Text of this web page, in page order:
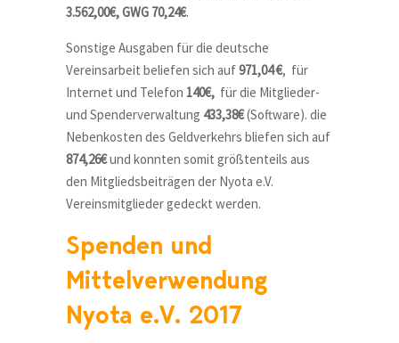
3.562,00€, GWG 70,24€.
Sonstige Ausgaben für die deutsche
Vereinsarbeit beliefen sich auf971,04 €, für
Internet und Telefon 140€, für die Mitglieder-
und Spenderverwaltung 433,38€(Software). die
Nebenkosten des Geldverkehrs bliefen sich auf
874,26€und konnten somit größtenteils aus
den Mitgliedsbeiträgen der Nyota e.V.
Vereinsmitglieder gedeckt werden.
Spenden und
Mittelverwendung
Nyota e.V. 2017